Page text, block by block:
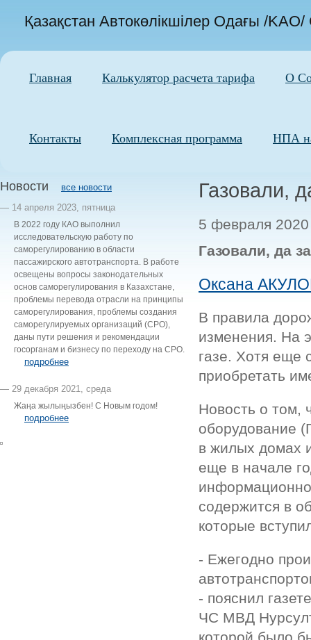
Қазақстан Автокөлікшілер Одағы /
Главная Калькулятор расчета тaрифа О
Контакты Комплексная программа НПА
Газовали,
5 февраля 2020
Газовали, да
Оксана
В правила
изменения. На
газе. Хотя еще
приобретать
Новость о том,
оборудование
в жилых домах
еще в начале
содержится в
которые
- Ежегодно
- пояснил
ЧС МВД
Новости
все новости
— 14 апреля 2023, пятница
В 2022 году КАО выполнил
исследовательскую работу по
саморегулированию в области
пассажирского автотранспорта. В работе
освещены вопросы законодательных
основ саморегулирования в Казахстане,
проблемы перевода отрасли на принципы
саморегулирования, проблемы создания
саморегулируемых организаций (СРО),
даны пути решения и рекомендации
госорганам и бизнесу по переходу на СРО.
подробнее
— 29 декабря 2021, среда
Жаңа жылыңызбен! С Новым годом!
подробнее